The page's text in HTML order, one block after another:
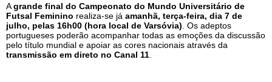
Agrande final do Campeonato do Mundo Universitário de
Futsal Feminino realiza-se já amanhã, terça-feira, dia 7 de
julho, pelas 16h00 (hora local de Varsóvia) . Os adeptos
portugueses poderão acompanhar todas as emoções da discussão
pelo título mundial e apoiar as cores nacionais através da
transmissão em direto no Canal 11